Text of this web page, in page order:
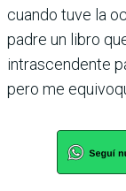
cuando tuve la
padre un libro
intrascendente
pero me